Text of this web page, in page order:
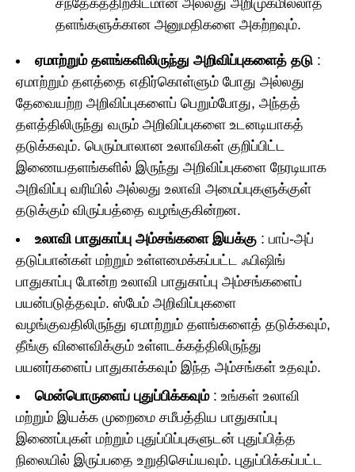
தளங்களுக்கான அனுமதிகளை அகற்றவும்.
ஏமாற்றும் தளங்களிலிருந்து அறிவிப்புகளைத் தடு :
ஏமாற்றும் தளத்தை எதிர்கொள்ளும் போது அல்லது
தேவையற்ற அறிவிப்புகளைப் பெறும்போது, அந்தத்
தளத்திலிருந்து வரும் அறிவிப்புகளை உடனடியாகத்
தடுக்கவும். பெரும்பாலான உலாவிகள் குறிப்பிட்ட
இணையதளங்களில் இருந்து அறிவிப்புகளை நேரடியாக
அறிவிப்பு வரியில் அல்லது உலாவி அமைப்புகளுக்குள்
தடுக்கும் விருப்பத்தை வழங்குகின்றன.
உலாவி பாதுகாப்பு அம்சங்களை இயக்கு : பாப்-அப்
தடுப்பான்கள் மற்றும் உள்ளமைக்கப்பட்ட ஃபிஷிங்
பாதுகாப்பு போன்ற உலாவி பாதுகாப்பு அம்சங்களைப்
பயன்படுத்தவும். ஸ்பேம் அறிவிப்புகளை
வழங்குவதிலிருந்து ஏமாற்றும் தளங்களைத் தடுக்கவும்,
தீங்கு விளைவிக்கும் உள்ளடக்கத்திலிருந்து
பயனர்களைப் பாதுகாக்கவும் இந்த அம்சங்கள் உதவும்.
மென்பொருளைப் புதுப்பிக்கவும்: உங்கள் உலாவி
மற்றும் இயக்க முறைமை சமீபத்திய பாதுகாப்பு
இணைப்புகள் மற்றும் புதுப்பிப்புகளுடன் புதுப்பித்த
நிலையில் இருப்பதை உறுதிசெய்யவும். புதுப்பிக்கப்பட்ட